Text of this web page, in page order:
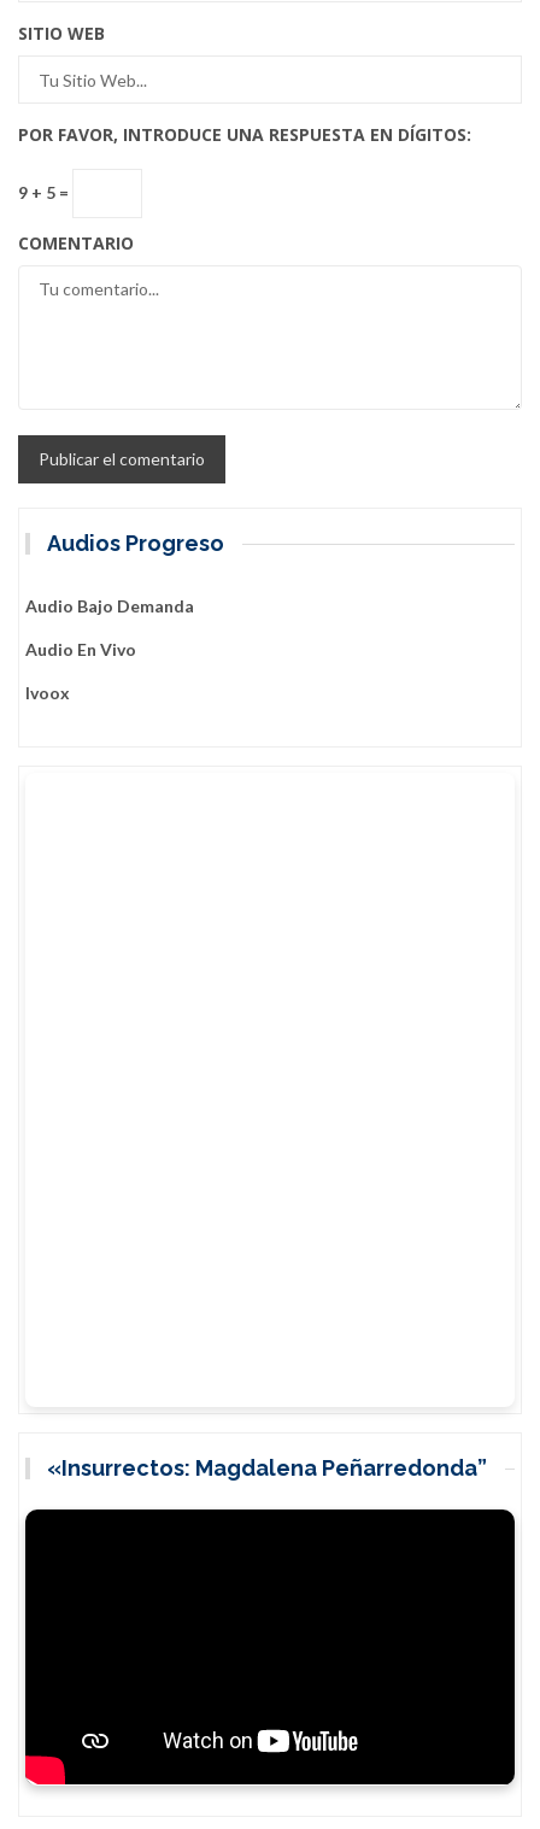
SITIO WEB
POR FAVOR, INTRODUCE UNA RESPUESTA EN DÍGITOS:
9 + 5 =
COMENTARIO
Audios Progreso
Audio Bajo Demanda
Audio En Vivo
Ivoox
«Insurrectos: Magdalena Peñarredonda”